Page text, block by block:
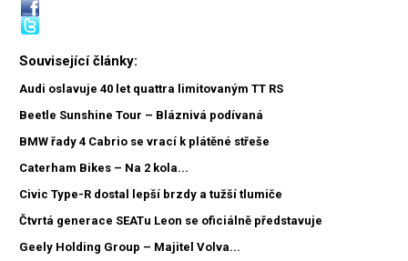
Související články:
Audi oslavuje 40 let quattra limitovaným TT RS
Beetle Sunshine Tour – Bláznivá podívaná
BMW řady 4 Cabrio se vrací k plátěné střeše
Caterham Bikes – Na 2 kola...
Civic Type-R dostal lepší brzdy a tužší tlumiče
Čtvrtá generace SEATu Leon se oficiálně představuje
Geely Holding Group – Majitel Volva...